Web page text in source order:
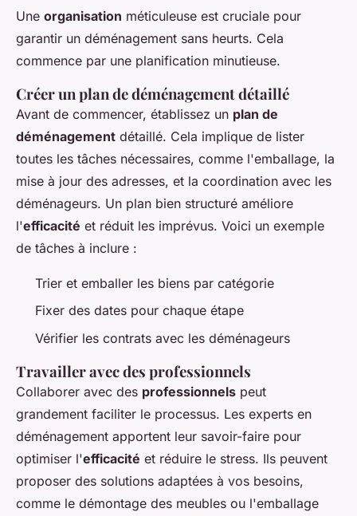
Une organisation méticuleuse est cruciale pour
garantir un déménagement sans heurts. Cela
commence par une planification minutieuse.
Créer un plan de déménagement détaillé
Avant de commencer, établissez un plan de
déménagement détaillé. Cela implique de lister
toutes les tâches nécessaires, comme l'emballage, la
mise à jour des adresses, et la coordination avec les
déménageurs. Un plan bien structuré améliore
l'efficacité et réduit les imprévus. Voici un exemple
de tâches à inclure :
Trier et emballer les biens par catégorie
Fixer des dates pour chaque étape
Vérifier les contrats avec les déménageurs
Travailler avec des professionnels
Collaborer avec des professionnels peut
grandement faciliter le processus. Les experts en
déménagement apportent leur savoir-faire pour
optimiser l'efficacité et réduire le stress. Ils peuvent
proposer des solutions adaptées à vos besoins,
comme le démontage des meubles ou l'emballage